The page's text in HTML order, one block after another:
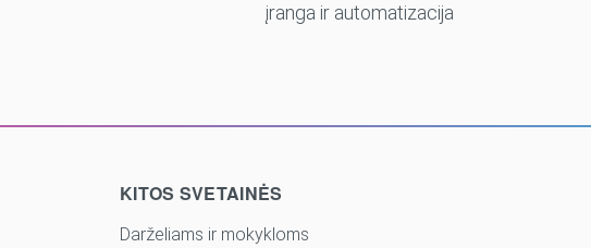
įranga ir automatizacija
KITOS SVETAINĖS
Darželiams ir mokykloms